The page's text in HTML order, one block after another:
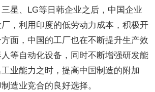
星、LG等日韩企业之后，中国企业
，利用印度的低劳动力成本，积极开
面，中国的工厂也在不断提升生产效
等自动化设备，同时不断增强研发能
业能力之时，提高中国制造的附加
造业竞合的良好选择。